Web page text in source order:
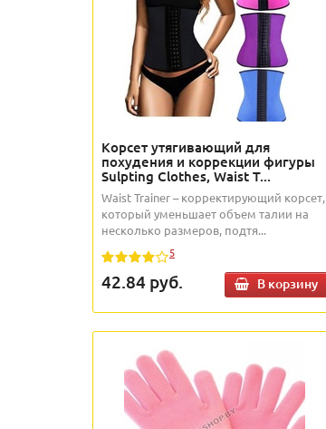
Корсет утягивающий для
похудения и коррекции фигуры
Sulpting Clothes, Waist T...
Waist Trainer – корректирующий корсет,
который уменьшает объем талии на
несколько размеров, подтя...
5
42.84 руб. В корзину